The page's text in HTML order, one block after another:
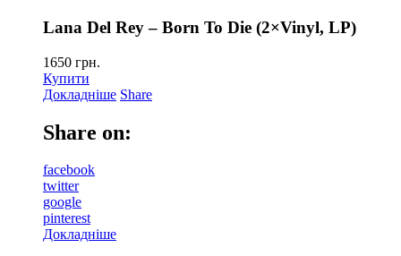
Lana Del Rey – Born To Die (2×Vinyl, LP)
1650 грн.
Купити
Докладніше Share
Share on:
facebook
twitter
google
pinterest
Докладніше